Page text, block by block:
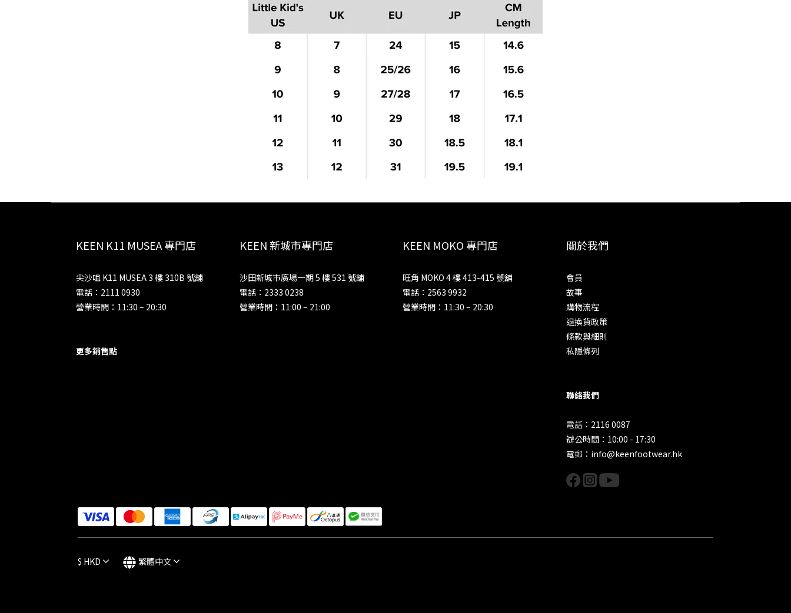
KEEN K11 MUSEA 專門店
尖沙咀 K11 MUSEA 3 樓 310B 號舖
電話：2111 0930
營業時間：11:30 – 20:30
更多銷售點
KEEN 新城市專門店
沙田新城市廣場一期 5 樓 531 號舖
電話：2333 0238
營業時間：11:00 – 21:00
KEEN MOKO 專門店
旺角 MOKO 4 樓 413-415 號舖
電話：2563 9932
營業時間：11:30 – 20:30
關於我們
會員
故事
購物流程
退換貨政策
條款與細則
私隱條列
聯絡我們
電話：2116 0087
辦公時間：10:00 - 17:30
電郵：info@keenfootwear.hk
$ HKD 繁體中文